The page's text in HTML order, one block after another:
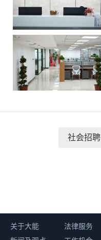
社会招聘
关于大能 法律服务